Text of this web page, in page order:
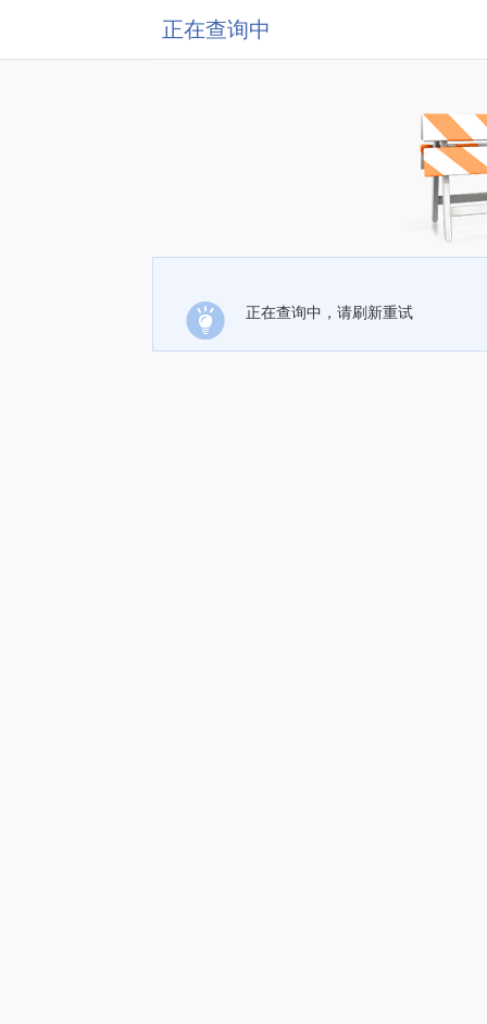
正在查询中
正在查询中，请刷新重试